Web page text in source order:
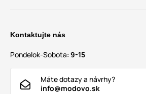
Kontaktujte nás
Pondelok-Sobota: 9-15
Máte dotazy a návrhy?
info@modovo.sk